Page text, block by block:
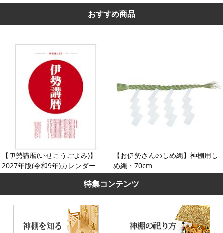
おすすめ商品
【伊勢講暦(いせこうごよみ)】
2027年版(令和9年)カレンダー
【お伊勢さんのしめ縄】神棚用し
め縄・70cm
特集コンテンツ